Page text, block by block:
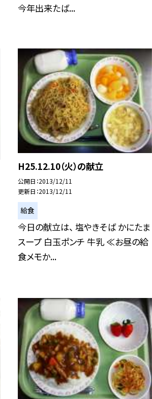
今年出来たば...
H25.12.10（火）の献立
公開日 2013/12/11
更新日 2013/12/11
給食
今日の献立は、 塩やきそば かにたま
スープ 白玉ポンチ 牛乳 ≪お昼の給
食メモか...